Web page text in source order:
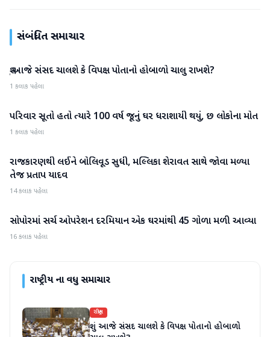
સંબંધિત સમાચાર
રાષ્ટ્રીય
શું આજે સંસદ ચાલશે કે વિપક્ષ પોતાનો હોબાળો ચાલુ રાખશે?
1 કલાક પહેલા
રાષ્ટ્રીય
પરિવાર સૂતો હતો ત્યારે 100 વર્ષ જૂનું ઘર ધરાશાયી થયું, છ લોકોના મોત
1 કલાક પહેલા
રાષ્ટ્રીય
રાજકારણથી લઈને બોલિવૂડ સુધી, મલ્લિકા શેરાવત સાથે જોવા મળ્યા
તેજ પ્રતાપ યાદવ
14 કલાક પહેલા
રાષ્ટ્રીય
સોપોરમાં સર્ચ ઓપરેશન દરમિયાન એક ઘરમાંથી 45 ગોળા મળી આવ્યા
16 કલાક પહેલા
રાષ્ટ્રીયના વધુ સમાચાર
રાષ્ટ્રીય
શું આજે સંસદ ચાલશે કે વિપક્ષ પોતાનો હોબાળો